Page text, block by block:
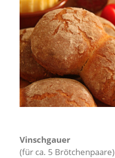
Vinschgauer
(für ca. 5 Brötchenpaare)